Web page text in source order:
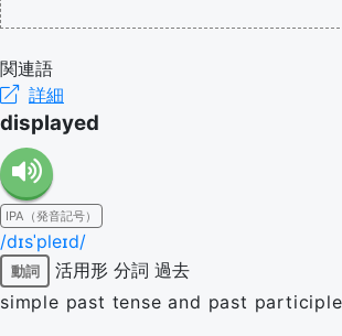
関連語
詳細
displayed
IPA（発音記号）
/dɪsˈpleɪd/
動詞 活用形 分詞 過去
simple past tense and past